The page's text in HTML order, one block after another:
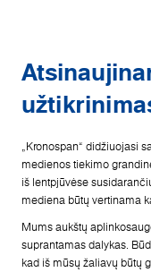
„Kronospan“ didžiuojasi
medienos tiekimo
iš lentpjūvėse
mediena būtų vertinama
Mums aukštų
suprantamas dalykas.
kad iš mūsų žaliavų būtų